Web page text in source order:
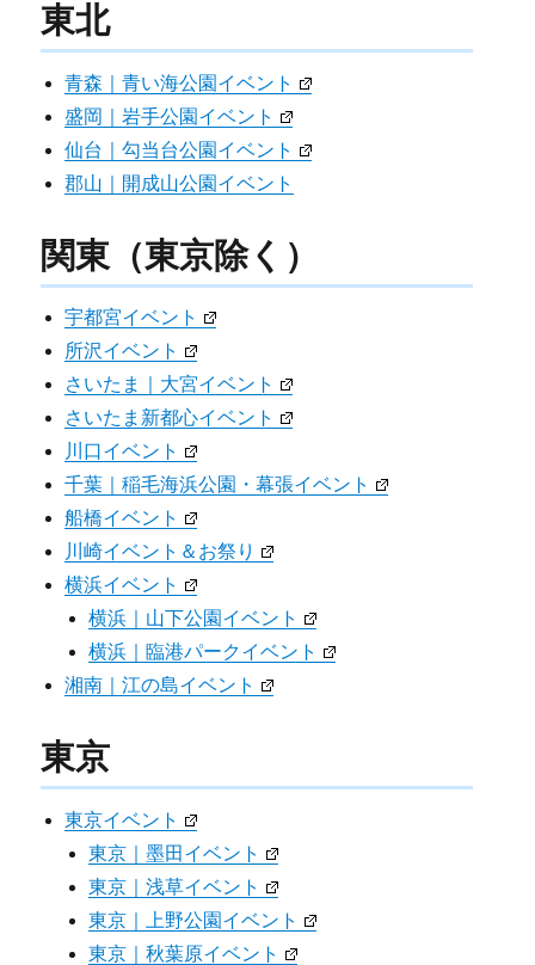
東北
青森｜青い海公園イベント
盛岡｜岩手公園イベント
仙台｜勾当台公園イベント
郡山｜開成山公園イベント
関東（東京除く）
宇都宮イベント
所沢イベント
さいたま｜大宮イベント
さいたま新都心イベント
川口イベント
千葉｜稲毛海浜公園・幕張イベント
船橋イベント
川崎イベント＆お祭り
横浜イベント
横浜｜山下公園イベント
横浜｜臨港パークイベント
湘南｜江の島イベント
東京
東京イベント
東京｜墨田イベント
東京｜浅草イベント
東京｜上野公園イベント
東京｜秋葉原イベント